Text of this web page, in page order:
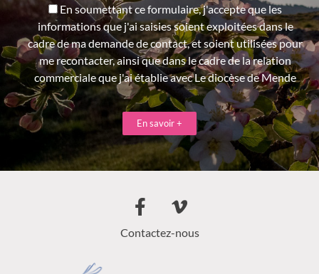
En soumettant ce formulaire, j'accepte que les
informations que j'ai saisies soient exploitées dans le
cadre de ma demande de contact, et soient utilisées pour
me recontacter, ainsi que dans le cadre de la relation
commerciale que j'ai établie avec Le diocèse de Mende
En savoir +
Contactez-nous